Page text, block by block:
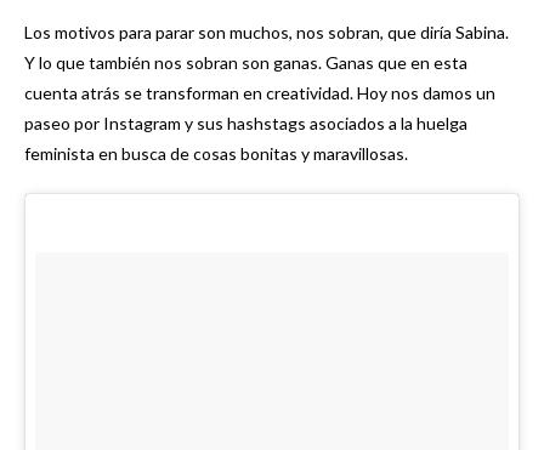
Los motivos para parar son muchos, nos sobran, que diría Sabina.
Y lo que también nos sobran son ganas. Ganas que en esta
cuenta atrás se transforman en creatividad. Hoy nos damos un
paseo por Instagram y sus hashstags asociados a la huelga
feminista en busca de cosas bonitas y maravillosas.